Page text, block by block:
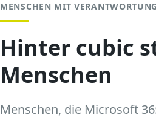
MENSCHEN MIT VERANTWORTUNG
Hinter cubic
Menschen
Menschen, die Microsoft